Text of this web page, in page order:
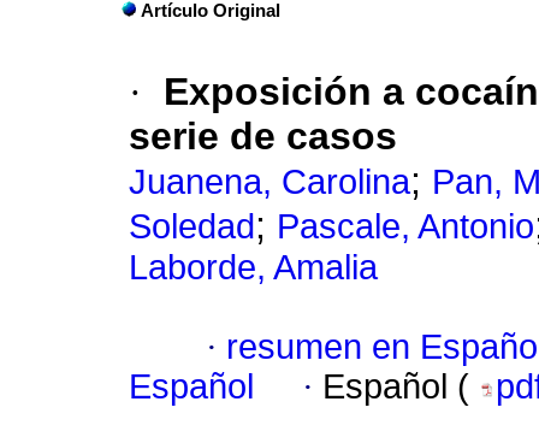
Artículo Original
·
Exposición a
serie de casos
Juanena, Carolina; Pan,
Soledad ; Pascale, Antonio
Laborde, Amalia
· resumen en
Español
· Español (